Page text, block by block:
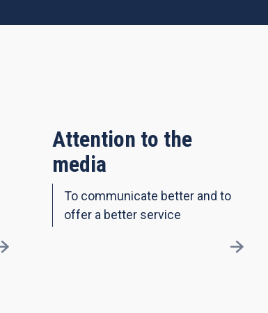
Attention to the
media
To communicate better and to
offer a better service